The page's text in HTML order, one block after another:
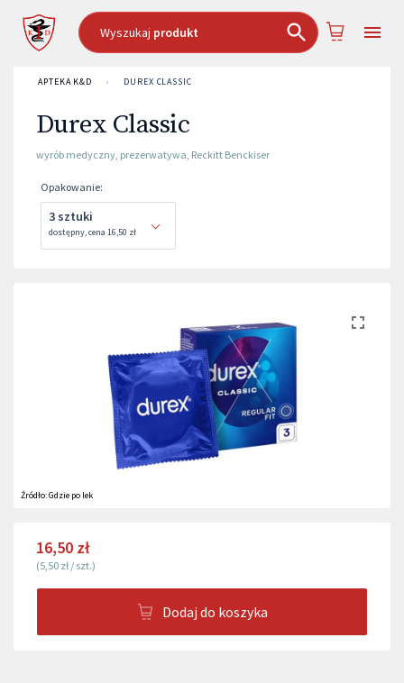
Wyszukaj produkt
APTEKA K&D › DUREX CLASSIC
Durex Classic
wyrób medyczny, prezerwatywa, Reckitt Benckiser
Opakowanie:
3 sztuki
dostępny,cena 16,50 zł
Źródło:Gdzie po lek
16,50 zł
(5,50 zł / szt.)
Dodaj do koszyka